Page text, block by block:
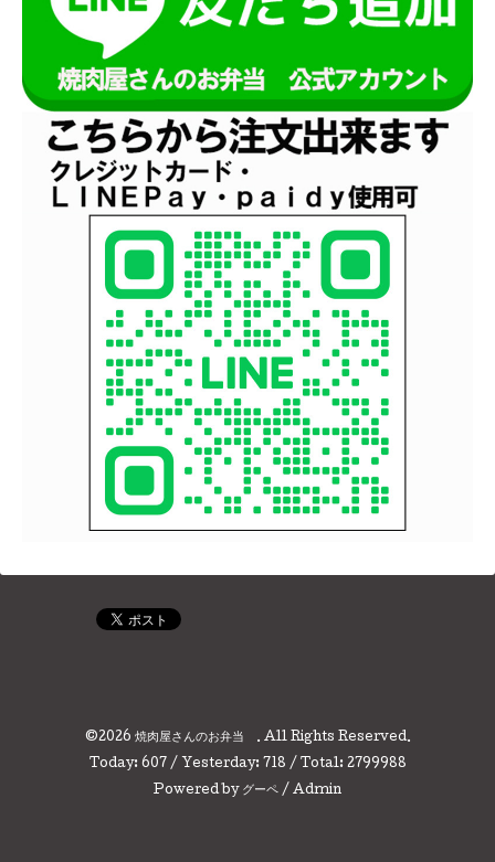
©2026 焼肉屋さんのお弁当
. All Rights Reserved.
Today: 607 / Yesterday: 718 / Total: 2799988
Powered by グーペ / Admin